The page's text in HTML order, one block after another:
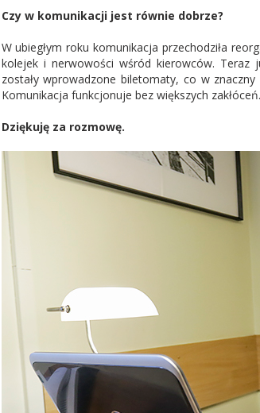
Czy w komunikacji jest równie dobrze?
W ubiegłym roku komunikacja przechodziła
kolejek i nerwowości wśród kierowców. Teraz
zostały wprowadzone biletomaty, co w
Komunikacja funkcjonuje bez większych zakłóceń.
Dziękuję za rozmowę.